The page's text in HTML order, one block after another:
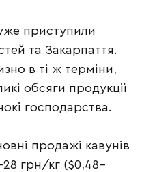
приступили
та Закарпаття.
в ті ж терміни,
обсяги продукції
господарства.
продажі кавунів
грн/кг ($0,48–